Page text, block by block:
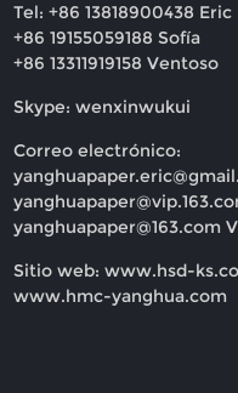
Tel: +86 13818900438 Eric
+86 19155059188 Sofía
+86 13311919158 Ventoso
Skype: wenxinwukui
Correo electrónico:
yanghuapaper@163.com
Sitio web: www.hsd-
www.hmc-yanghua.com